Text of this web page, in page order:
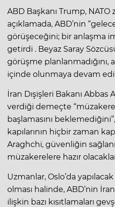
ABD Başkanı Trump, NATO
açıklamada, ABD’nin
görüşeceğini; bir anlaşma
getirdi . Beyaz Saray
görüşme planlanmadığını,
içinde olunmaya devam
İran Dışişleri Bakanı Abbas
verdiği demeçte
başlamasını
kapılarının hiçbir zaman
Araghchi, güvenliğin
müzakerelere hazır
Uzmanlar, Oslo’da
olması halinde, ABD’nin
ilişkin bazı kısıtlamaları